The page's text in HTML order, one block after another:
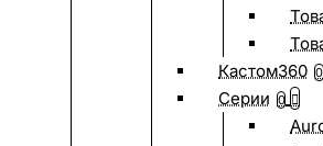
Кастом360 0
Серии 0